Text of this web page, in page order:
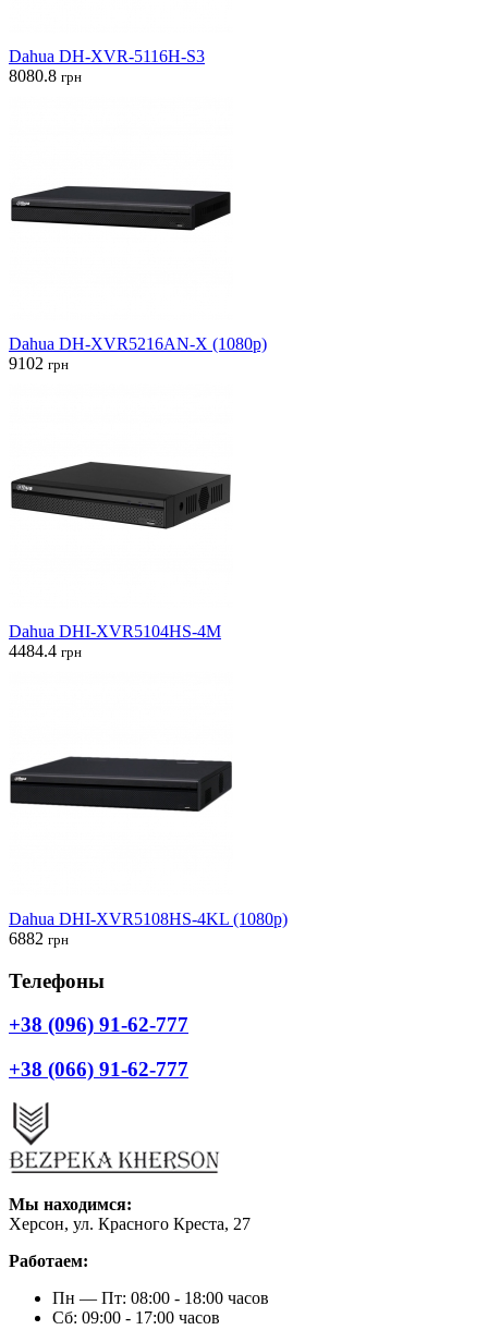
Dahua DH-XVR-5116H-S3
8080.8 грн
Dahua DH-XVR5216AN-X (1080p)
9102 грн
Dahua DHI-XVR5104HS-4M
4484.4 грн
Dahua DHI-XVR5108HS-4KL (1080p)
6882 грн
Телефоны
+38 (096) 91-62-777
+38 (066) 91-62-777
Мы находимся:
Херсон, ул. Красного Креста, 27
Работаем:
Пн — Пт: 08:00 - 18:00 часов
Сб: 09:00 - 17:00 часов